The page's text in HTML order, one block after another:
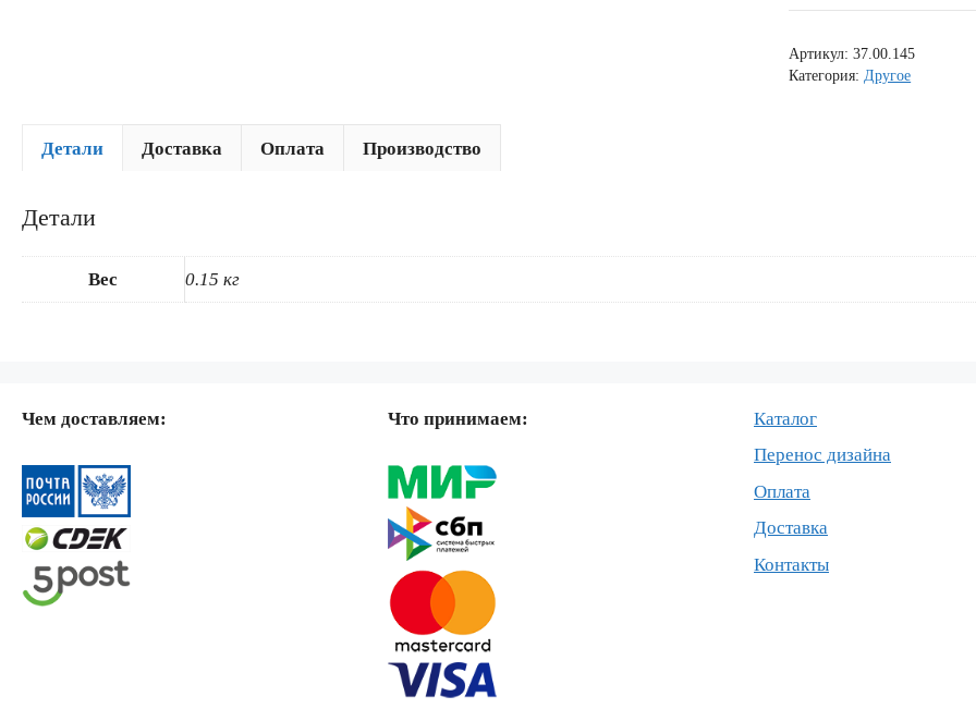
Наклейка
012
Артикул:37.00.145
Категория:Другое
Детали Доставка Оплата Производство
Детали
Вес 0.15 кг
Чем доставляем: Что принимаем:
Каталог
Перенос дизайна
Оплата
Доставка
Контакты